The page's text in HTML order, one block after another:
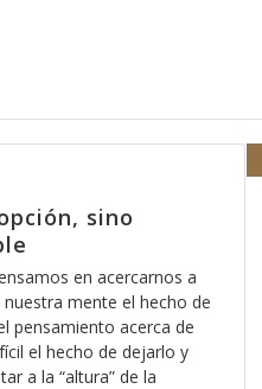
sino
en acercarnos a
mente el hecho de
pensamiento acerca de
el hecho de dejarlo y
a la “altura” de la